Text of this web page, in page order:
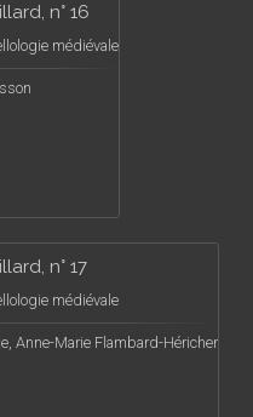
n° 16
médiévale
n° 17
médiévale
Anne-Marie Flambard-Héricher